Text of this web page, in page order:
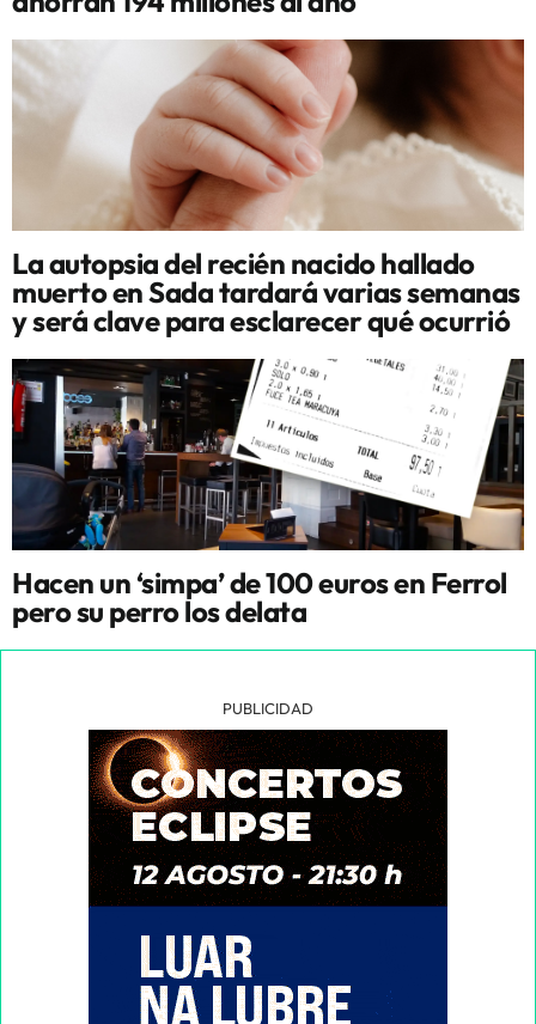
La autopsia del recién nacido hallado
muerto en Sada tardará varias semanas
y será clave para esclarecer qué ocurrió
Hacen un ‘simpa’ de 100 euros en Ferrol
pero su perro los delata
PUBLICIDAD